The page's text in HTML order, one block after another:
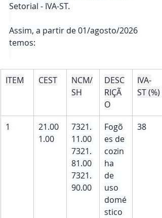
Setorial - IVA-ST.
Assim, a partir de 01/agosto/2026
temos:
ITEM​ CEST
NCM/
SH
DESC
RIÇÃ
O
IVA-
ST (%)
1
21.00
1.00
7321.
11.00
7321.
81.00
7321.
90.00
Fogõ
es de
cozin
ha
de
uso
domé
stico
38